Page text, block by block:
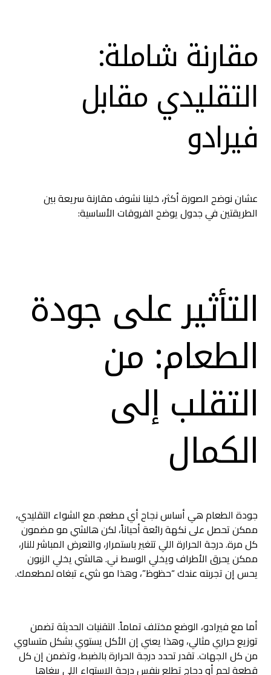
مقارنة شاملة:
التقليدي مقابل
فيرادو
عشان نوضح الصورة أكثر، خلينا نشوف مقارنة سريعة بين
الطريقتين في جدول يوضح الفروقات الأساسية:
التأثير على جودة
الطعام: من
التقلب إلى
الكمال
جودة الطعام هي أساس نجاح أي مطعم. مع الشواء التقليدي،
ممكن تحصل على نكهة رائعة أحياناً، لكن هالشي مو مضمون
كل مرة. درجة الحرارة اللي تتغير باستمرار، والتعرض المباشر للنار،
ممكن يحرق الأطراف ويخلي الوسط ني. هالشي يخلي الزبون
يحس إن تجربته عندك “حظوظ”، وهذا مو شيء تبغاه لمطعمك.
أما مع فيرادو، الوضع مختلف تماماً. التقنيات الحديثة تضمن
توزيع حراري مثالي، وهذا يعني إن الأكل يستوي بشكل متساوي
من كل الجهات. تقدر تحدد درجة الحرارة بالضبط، وتضمن إن كل
قطعة لحم أو دجاج تطلع بنفس درجة الاستواء اللي يبغاها